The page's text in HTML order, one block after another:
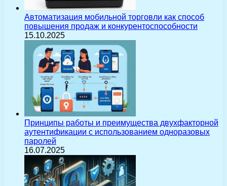
Автоматизация мобильной торговли как способ
повышения продаж и конкурентоспособности
15.10.2025
Принципы работы и преимущества двухфакторной
аутентификации с использованием одноразовых
паролей
16.07.2025